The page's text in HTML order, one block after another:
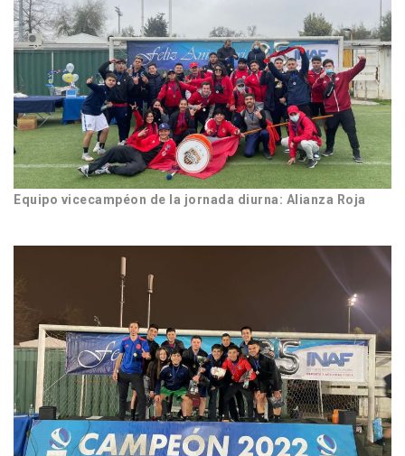
Equipo vicecampéon de la jornada diurna: Alianza Roja